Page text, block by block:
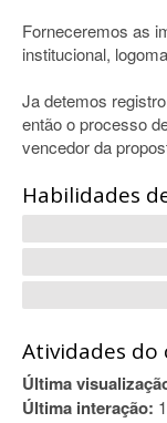
Forneceremos as
institucional,
Ja detemos
então o processo
vencedor da
Habilidades
Atividades do
Última
Última interação: